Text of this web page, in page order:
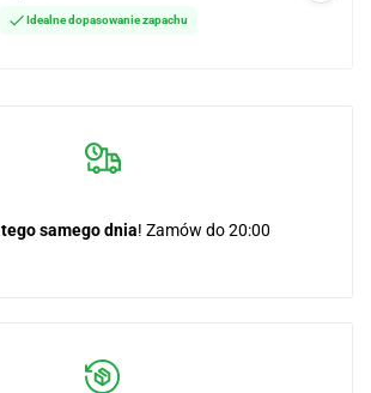
Idealne dopasowanie zapachu
tego samego dnia! Zamów do 20:00